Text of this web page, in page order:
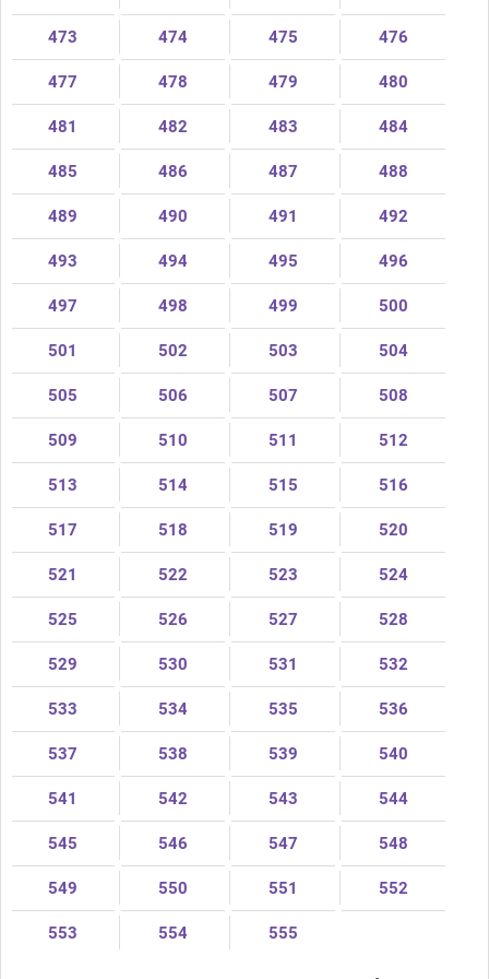
473 474 475 476
477 478 479 480
481 482 483 484
485 486 487 488
489 490 491 492
493 494 495 496
497 498 499 500
501 502 503 504
505 506 507 508
509 510 511 512
513 514 515 516
517 518 519 520
521 522 523 524
525 526 527 528
529 530 531 532
533 534 535 536
537 538 539 540
541 542 543 544
545 546 547 548
549 550 551 552
553 554 555